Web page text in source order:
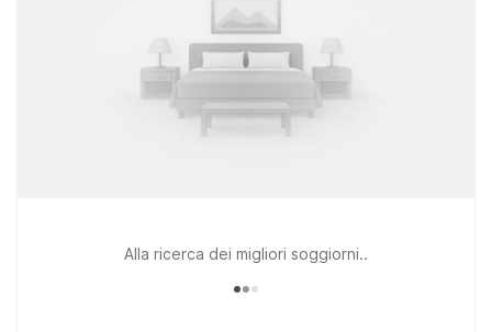
Alla ricerca dei migliori soggiorni..